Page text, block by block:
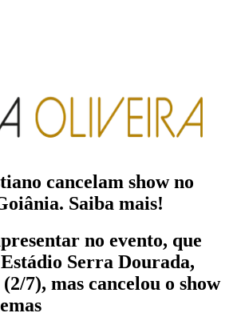
cancelam show no
Saiba mais!
no evento, que
Serra Dourada,
7), mas cancelou o show